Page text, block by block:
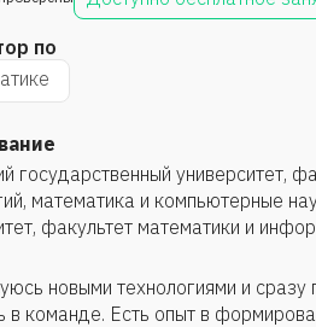
по
государственный университет,
математика и компьютерные
факультет математики и
науки, 2021 год.
новыми технологиями и
в команде. Есть опыт в